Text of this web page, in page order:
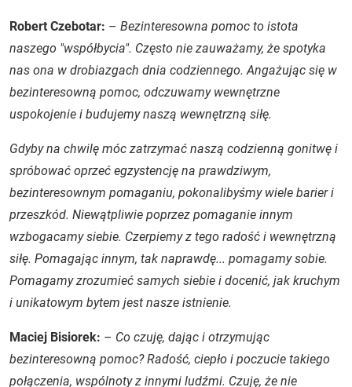
Robert Czebotar: – Bezinteresowna pomoc to istota
naszego "współbycia". Często nie zauważamy, że spotyka
nas ona w drobiazgach dnia codziennego. Angażując się w
bezinteresowną pomoc, odczuwamy wewnętrzne
uspokojenie i budujemy naszą wewnętrzną siłę.
Gdyby na chwilę móc zatrzymać naszą codzienną gonitwę i
spróbować oprzeć egzystencję na prawdziwym,
bezinteresownym pomaganiu, pokonalibyśmy wiele barier i
przeszkód. Niewątpliwie poprzez pomaganie innym
wzbogacamy siebie. Czerpiemy z tego radość i wewnętrzną
siłę. Pomagając innym, tak naprawdę... pomagamy sobie.
Pomagamy zrozumieć samych siebie i docenić, jak kruchym
i unikatowym bytem jest nasze istnienie.
Maciej Bisiorek: – Co czuję, dając i otrzymując
bezinteresowną pomoc? Radość, ciepło i poczucie takiego
połączenia, wspólnoty z innymi ludźmi. Czuję, że nie